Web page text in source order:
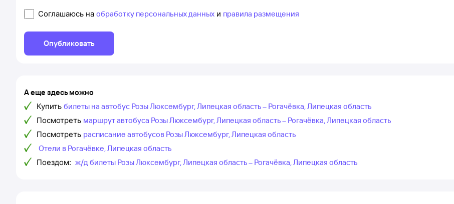
Соглашаюсь на обработку персональных данных и правила размещения
Опубликовать
А еще здесь можно
Купить билеты на автобус Розы Люксембург, Липецкая область – Рогачёвка, Липецкая область
Посмотреть маршрут автобуса Розы Люксембург, Липецкая область – Рогачёвка, Липецкая область
Посмотреть расписание автобусов Розы Люксембург, Липецкая область
Отели в Рогачёвке, Липецкая область
Поездом: ж/д билеты Розы Люксембург, Липецкая область – Рогачёвка, Липецкая область